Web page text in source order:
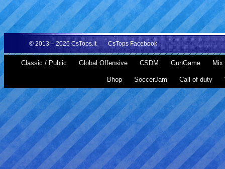
© 2013 – 2026 CsTops.lt CsTops Facebook
Classic / Public Global Offensive CSDM GunGame Mix
Bhop SoccerJam Call of duty